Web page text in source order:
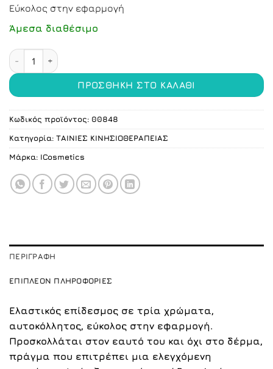
Εύκολος στην εφαρμογή
Άμεσα διαθέσιμο
Αυτοκόλλητος Ελαστικός Επίδεσμος μπλε 7.5cm X 4.5m
ΠΡΟΣΘΉΚΗ ΣΤΟ ΚΑΛΆΘΙ
Κωδικός προϊόντος: 00848
Κατηγορία: ΤΑΙΝΙΕΣ ΚΙΝΗΣΙΟΘΕΡΑΠΕΙΑΣ
Μάρκα: ICosmetics
ΠΕΡΙΓΡΑΦΉ
ΕΠΙΠΛΈΟΝ ΠΛΗΡΟΦΟΡΊΕΣ
Ελαστικός επίδεσμος σε τρία χρώματα,
αυτοκόλλητος, εύκολος στην εφαρμογή.
Προσκολλάται στον εαυτό του και όχι στο δέρμα,
πράγμα που επιτρέπει μια ελεγχόμενη